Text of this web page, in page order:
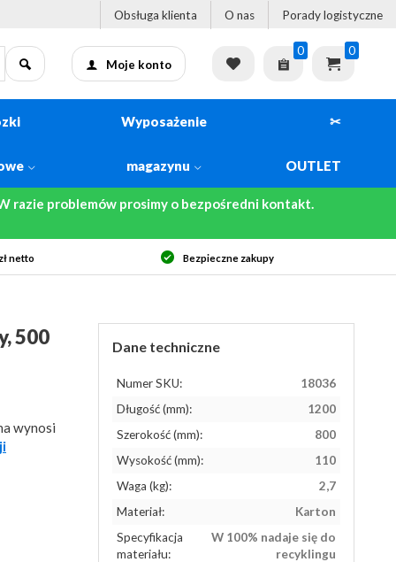
Obsługa klienta O nas Porady logistyczne
Moje konto
0 0
Wyposażenie
magazynu
✂
OUTLET
razie problemów prosimy o bezpośredni kontakt.
netto Bezpieczne zakupy
500
wynosi
Dane techniczne
Numer SKU:
18036
Długość (mm):
1200
Szerokość (mm):
800
Wysokość (mm):
110
Waga (kg):
2,7
Materiał:
Karton
Specyfikacja
materiału:
W 100% nadaje się do
recyklingu